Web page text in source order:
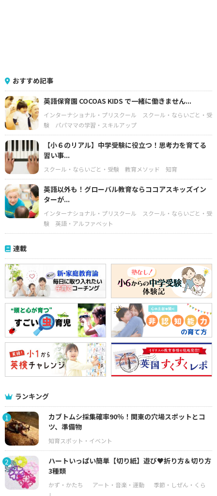
おすすめ記事
英語保育園 COCOAS KIDS で一緒に働きません...
インターナショナル・プリスクール
スクール・ならいごと・受
験
パパママの学習・スキルアップ
【小６のリアル】中学受験に役立つ！思考力を育てる
習い事...
スクール・ならいごと・受験 教育メソッド 知育
英語以外も！グローバル教育ならココアスキッズイン
ターが...
インターナショナル・プリスクール
スクール・ならいごと・受
験
英語・アルファベット
連載
ランキング
1
カブトムシ採集確率90％！関東の穴場スポットとコ
ツ、準備物
2
ハートいっぱい簡単【切り紙】遊び♥折り方＆切り方
3種類